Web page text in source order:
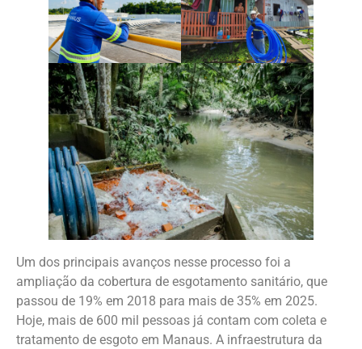
Um dos principais avanços nesse processo foi a
ampliação da cobertura de esgotamento sanitário, que
passou de 19% em 2018 para mais de 35% em 2025.
Hoje, mais de 600 mil pessoas já contam com coleta e
tratamento de esgoto em Manaus. A infraestrutura da